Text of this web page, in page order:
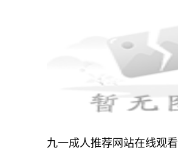
九一成人推荐网站在线观看